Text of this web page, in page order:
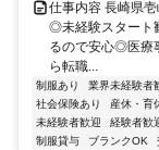
仕事内容 長崎県
◎未経験スタート
るので安心◎医療
ら転職...
制服あり 業界未経験者
社会保険あり
産休・育
未経験者歓迎
経験者歓
制服貸与
ブランクOK